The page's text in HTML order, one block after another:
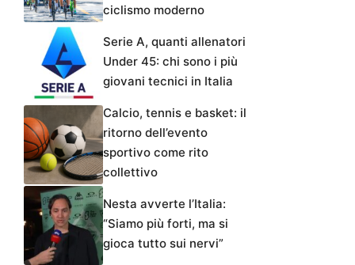
ciclismo moderno
Serie A, quanti allenatori
Under 45: chi sono i più
giovani tecnici in Italia
Calcio, tennis e basket: il
ritorno dell’evento
sportivo come rito
collettivo
Nesta avverte l’Italia:
“Siamo più forti, ma si
gioca tutto sui nervi”